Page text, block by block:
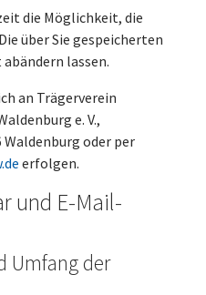
die Möglichkeit, die
über Sie gespeicherten
lassen.
an Trägerverein
e. V.,
Waldenburg oder per
erfolgen.
und E-Mail-
Umfang der